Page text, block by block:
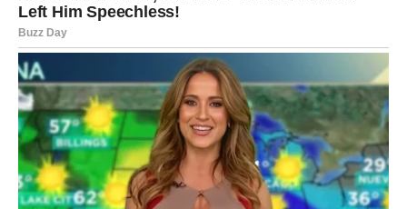
Drugi sloj – Voćna svežina
Dok se baza hladi,umutite novih 200 g šlagasa200
ml kisele vode.
Kada masa postane čvrsta,polako umešajte 250 g
malina. Maline treba pažljivo dodavati kako se ne bi
potpuno usitnile i obojile ceo šlag, već da ostanu
vidljivi komadi voća.